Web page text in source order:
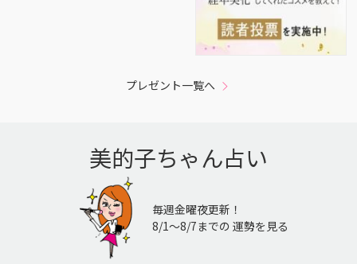
プレゼント一覧へ
美的子ちゃん占い
毎週金曜夜更新！
8/1〜8/7までの 運勢を見る